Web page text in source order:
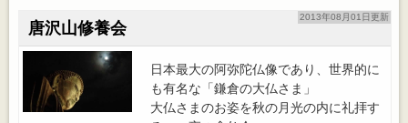
2013年08月01日更新
唐沢山修養会
日本最大の阿弥陀仏像であり、世界的に
も有名な「鎌倉の大仏さま」
大仏さまのお姿を秋の月光の内に礼拝す